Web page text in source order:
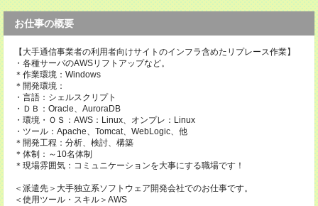
お仕事の概要
【大手通信事業者の利用者向けサイトのインフラ含めたリプレース作業】
・各種サーバのAWSリフトアップなど。
＊作業環境：Windows
＊開発環境：
・言語：シェルスクリプト
・ＤＢ：Oracle、AuroraDB
・環境・ＯＳ：AWS：Linux、オンプレ：Linux
・ツール：Apache、Tomcat、WebLogic、他
＊開発工程：分析、検討、構築
＊体制：～10名体制
＊現場雰囲気：コミュニケーションを大事にする職場です！
＜派遣先＞大手独立系ソフトウェア開発会社でのお仕事です。
＜使用ツール・スキル＞AWS